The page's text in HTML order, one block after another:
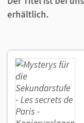
erhältlich.